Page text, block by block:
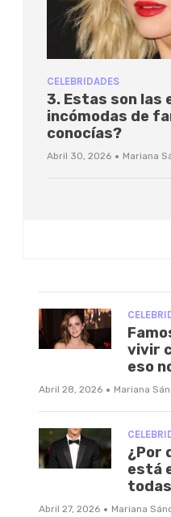
CELEBRIDADES
3. Estas son
incómodas de
conocías?
Abril 30, 2026 · Mariana
vivir
eso
Abril 28, 2026 · Mariana
¿Por
está
Abril 27, 2026 · Mariana